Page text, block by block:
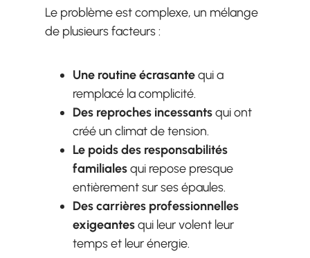
Le problème est complexe, un mélange
de plusieurs facteurs :
Une routine écrasantequi a
remplacé la complicité.
Des reproches incessantsqui ont
créé un climat de tension.
Le poids des responsabilités
familialesqui repose presque
entièrement sur ses épaules.
Des carrières professionnelles
exigeantesqui leur volent leur
temps et leur énergie.